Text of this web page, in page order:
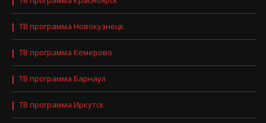
ТВ программа Новокузнецк
ТВ программа Кемерово
ТВ программа Барнаул
ТВ программа Иркутск